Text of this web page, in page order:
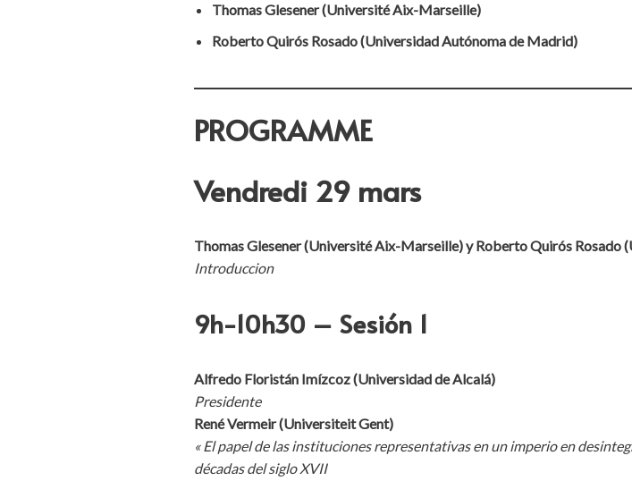
Thomas Glesener (Université Aix-Marseille)
Roberto Quirós Rosado (Universidad Autónoma de Madrid)
PROGRAMME
Vendredi 29 mars
Thomas Glesener (Université Aix-Marseille) y Roberto Quirós Rosado
Introduccion
9h-10h30 – Sesión 1
Alfredo Floristán Imízcoz (Universidad de Alcalá)
Presidente
René Vermeir (Universiteit Gent)
« El papel de las instituciones representativas en un imperio en
décadas del siglo XVII